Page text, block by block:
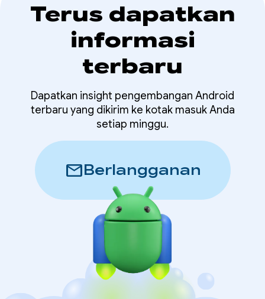
Terus dapatkan
informasi
terbaru
Dapatkan insight pengembangan Android
terbaru yang dikirim ke kotak masuk Anda
setiap minggu.
mailBerlangganan